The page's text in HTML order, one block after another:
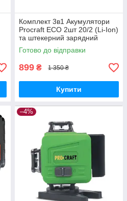
Комплект 3в1 Акумулятори
Procraft ECO 2шт 20/2 (Li-Ion)
та штекерний зарядний
пристрій 20В/1А
Готово до відправки
899 ₴ 1 350 ₴
Купити
–4%